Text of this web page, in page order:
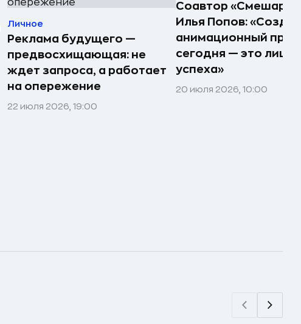
Личное
Реклама будущего —
предвосхищающая: не
ждет запроса, а работает
на опережение
22 июля 2026, 19:00
Соавтор
Илья Попов:
анимационный
сегодня — это лишь
успеха»
20 июля 2026, 10:00